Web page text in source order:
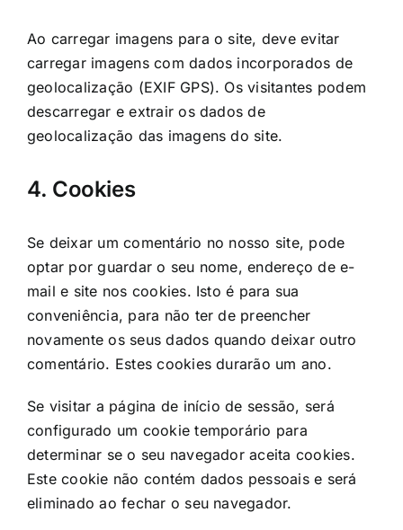
Ao carregar imagens para o site, deve evitar
carregar imagens com dados incorporados de
geolocalização (EXIF GPS). Os visitantes podem
descarregar e extrair os dados de
geolocalização das imagens do site.
4. Cookies
Se deixar um comentário no nosso site, pode
optar por guardar o seu nome, endereço de e-
mail e site nos cookies. Isto é para sua
conveniência, para não ter de preencher
novamente os seus dados quando deixar outro
comentário. Estes cookies durarão um ano.
Se visitar a página de início de sessão, será
configurado um cookie temporário para
determinar se o seu navegador aceita cookies.
Este cookie não contém dados pessoais e será
eliminado ao fechar o seu navegador.